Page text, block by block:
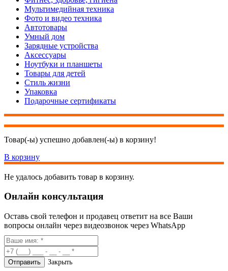
Мультимедийная техника
Фото и видео техника
Автотовары
Умный дом
Зарядные устройства
Аксессуары
Ноутбуки и планшеты
Товары для детей
Стиль жизни
Упаковка
Подарочные сертификаты
Товар(-ы) успешно добавлен(-ы) в корзину!
В корзину
Не удалось добавить товар в корзину.
Онлайн консультация
Оставь свой телефон и продавец ответит на все Ваши
вопросы онлайн через видеозвонок через WhatsApp
Закрыть